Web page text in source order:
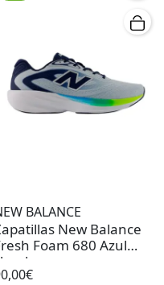
BALANCE
New Balance
Foam 680 Azul